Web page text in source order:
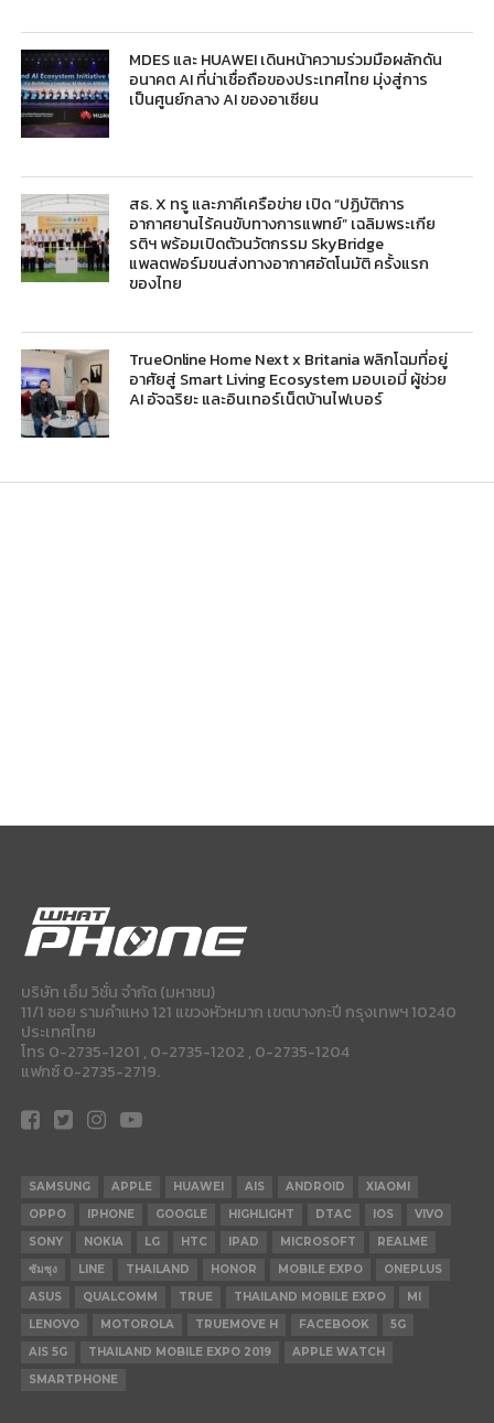
MDES และ HUAWEI เดินหน้าความร่วมมือผลักดัน
อนาคต AI ที่น่าเชื่อถือของประเทศไทย มุ่งสู่การ
เป็นศูนย์กลาง AI ของอาเซียน
สธ. X ทรู และภาคีเครือข่าย เปิด “ปฏิบัติการ
อากาศยานไร้คนขับทางการแพทย์” เฉลิมพระเกีย
รติฯ พร้อมเปิดตัวนวัตกรรม SkyBridge
แพลตฟอร์มขนส่งทางอากาศอัตโนมัติ ครั้งแรก
ของไทย
TrueOnline Home Next x Britania พลิกโฉมที่อยู่
อาศัยสู่ Smart Living Ecosystem มอบเอมี่ ผู้ช่วย
AI อัจฉริยะ และอินเทอร์เน็ตบ้านไฟเบอร์
บริษัท เอ็ม วิชั่น จำกัด (มหาชน)
11/1 ซอย รามคำแหง 121 แขวงหัวหมาก เขตบางกะปี กรุงเทพฯ 10240
ประเทศไทย
โทร 0-2735-1201 , 0-2735-1202 , 0-2735-1204
แฟกซ์ 0-2735-2719.
SAMSUNG APPLE HUAWEI AIS ANDROID
XIAOMI
OPPO
IPHONE GOOGLE HIGHLIGHT DTAC IOS
VIVO
SONY
NOKIA LG HTC IPAD MICROSOFT
REALME
ซัมซุง
LINE THAILAND HONOR MOBILE EXPO
ONEPLUS
ASUS
QUALCOMM TRUE THAILAND MOBILE EXPO
MI
LENOVO
MOTOROLA TRUEMOVE H FACEBOOK
5G
AIS 5G
THAILAND MOBILE EXPO 2019
APPLE WATCH
SMARTPHONE